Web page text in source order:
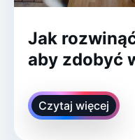
Jak
aby zdobyć
Czytaj więcej